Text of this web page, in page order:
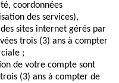
coordonnées
des services),
sites internet gérés par
trois (3) ans à compter
;
de votre compte sont
(3) ans à compter de